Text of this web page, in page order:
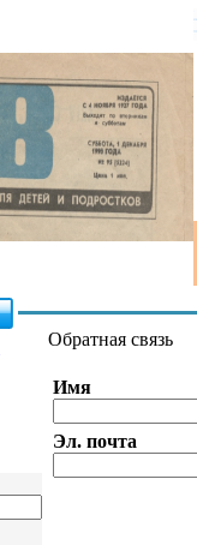
Обратная связь
Имя
Эл. почта